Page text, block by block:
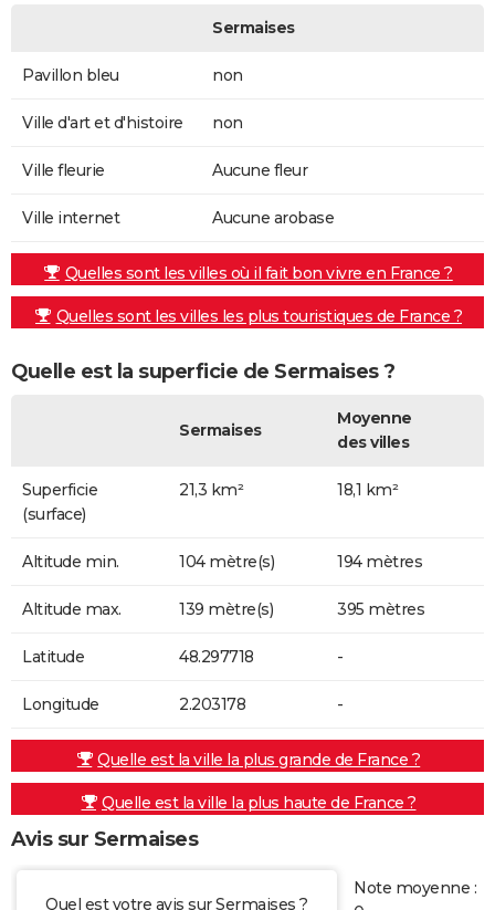
Sermaises
Pavillon bleu non
Ville d'art et d'histoire non
Ville fleurie Aucune fleur
Ville internet Aucune arobase
Quelles sont les villes où il fait bon vivre en France ?
Quelles sont les villes les plus touristiques de France ?
Quelle est la superficie de Sermaises ?
Sermaises
Moyenne
des villes
Superficie
(surface)
21,3 km² 18,1 km²
Altitude min. 104 mètre(s) 194 mètres
Altitude max. 139 mètre(s) 395 mètres
Latitude 48.297718 -
Longitude 2.203178 -
Quelle est la ville la plus grande de France ?
Quelle est la ville la plus haute de France ?
Avis sur Sermaises
Quel est votre avis sur Sermaises ?
Note moyenne :